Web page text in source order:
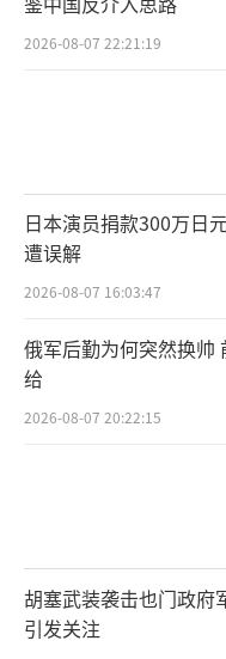
2026-08-07 22:21:19
日本演员捐款300万日
遭误解
2026-08-07 16:03:47
俄军后勤为何突然换帅
给
2026-08-07 20:22:15
胡塞武装袭击也门政府
引发关注